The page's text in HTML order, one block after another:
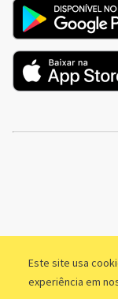
Este site usa
experiência em